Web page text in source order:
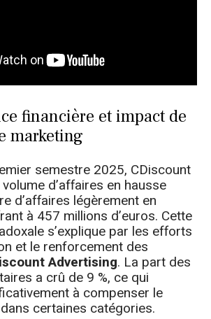
financière et impact de
marketing
semestre 2025, CDiscount
d’affaires en hausse
d’affaires légèrement en
à 457 millions d’euros. Cette
s’explique par les efforts
et le renforcement des
Advertising. La part des
a crû de 9 %, ce qui
à compenser le
certaines catégories.